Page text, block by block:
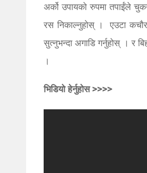
अर्को उपायको रुपमा तपाईंले
रस निकाल्नुहोस् । एउटा
सुत्नुभन्दा अगाडि गर्नुहोस् । र
।
भिडियो हेर्नुहोस >>>>